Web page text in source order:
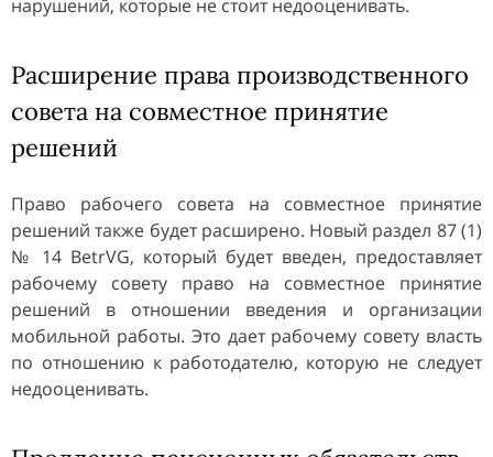
нарушений, которые не стоит недооценивать.
Расширение права производственного
совета на совместное принятие
решений
Право рабочего совета на совместное принятие
решений также будет расширено. Новый раздел 87 (1)
№ 14 BetrVG, который будет введен, предоставляет
рабочему совету право на совместное принятие
решений в отношении введения и организации
мобильной работы. Это дает рабочему совету власть
по отношению к работодателю, которую не следует
недооценивать.